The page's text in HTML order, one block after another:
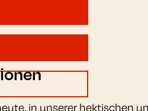
in unserer hektischen